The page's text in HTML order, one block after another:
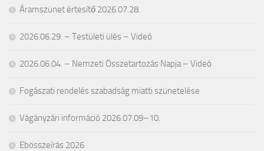
Áramszünet értesítő 2026.07.28.
2026.06.29. – Testületi ülés – Videó
2026.06.04. – Nemzeti Összetartozás Napja – Videó
Fogászati rendelés szabadság miatti szünetelése
Vágányzári információ 2026.07.09–10.
Ebösszeírás 2026